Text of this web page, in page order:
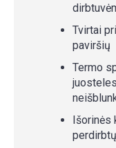
Tvirtai
paviršių
Termo
Išorinės